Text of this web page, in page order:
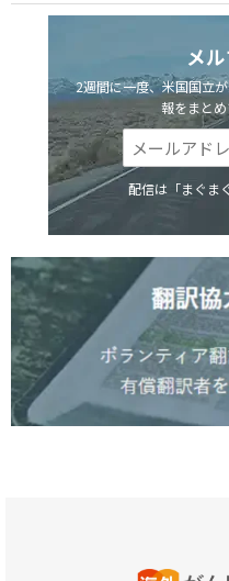
メ
2週間に一度、米国国立
報をまとめ
配信は「まぐま